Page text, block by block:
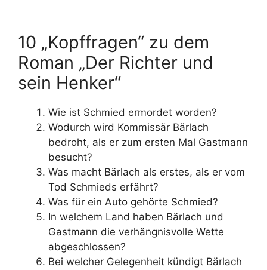
10 „Kopffragen“ zu dem
Roman „Der Richter und
sein Henker“
Wie ist Schmied ermordet worden?
Wodurch wird Kommissär Bärlach
bedroht, als er zum ersten Mal Gastmann
besucht?
Was macht Bärlach als erstes, als er vom
Tod Schmieds erfährt?
Was für ein Auto gehörte Schmied?
In welchem Land haben Bärlach und
Gastmann die verhängnisvolle Wette
abgeschlossen?
Bei welcher Gelegenheit kündigt Bärlach